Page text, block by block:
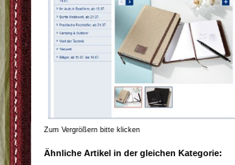
Zum Vergrößern bitte klicken
Ähnliche Artikel in der gleichen Kategorie: